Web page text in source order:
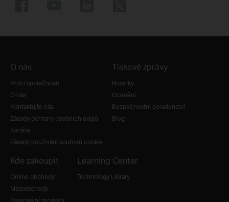
O nás
Profil společnosti
O nás
Kontaktujte nás
Zásady ochrany osobních údajů
Kariéra
Zásady používání souborů cookie
Tiskové zprávy
Novinky
Ocenění
Bezpečnostní poradenství
Blog
Kde zakoupit
Online obchody
Maloobchody
Regionální prodejci
Learning Center
Technology Library